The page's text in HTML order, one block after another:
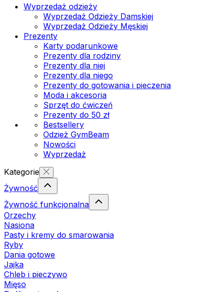
Wyprzedaż odzieży
Wyprzedaż Odzieży Damskiej
Wyprzedaż Odzieży Męskiej
Prezenty
Karty podarunkowe
Prezenty dla rodziny
Prezenty dla niej
Prezenty dla niego
Prezenty do gotowania i pieczenia
Moda i akcesoria
Sprzęt do ćwiczeń
Prezenty do 50 zł
Bestsellery
Odzież GymBeam
Nowości
Wyprzedaż
Kategorie
Żywność
Żywność funkcjonalna
Orzechy
Nasiona
Pasty i kremy do smarowania
Ryby
Dania gotowe
Jajka
Chleb i pieczywo
Mięso